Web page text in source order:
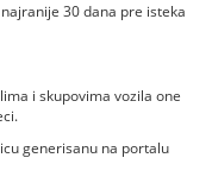
30 dana pre isteka
i skupovima vozila one
generisanu na portalu